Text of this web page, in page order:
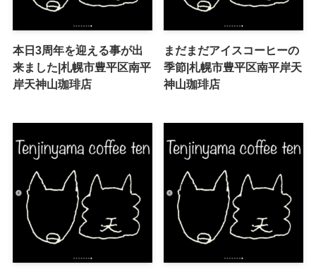
本日3周年を迎える事が出
来ました|札幌市豊平区南平
岸天神山珈琲店
まだまだアイスコーヒーの
季節|札幌市豊平区南平岸天
神山珈琲店